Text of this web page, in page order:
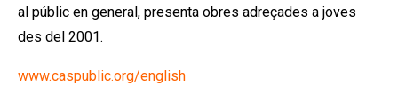
al públic en general, presenta obres adreçades a joves
des del 2001.
www.caspublic.org/english